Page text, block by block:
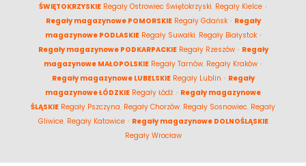
ŚWIĘTOKRZYSKIE Regały Ostrowiec Świętokrzyski Regały Kielce •
Regały magazynowe POMORSKIE Regały Gdańsk• Regały
magazynowe PODLASKIE Regały Suwałki Regały Białystok•
Regały magazynowe PODKARPACKIE Regały Rzeszów• Regały
magazynowe MAŁOPOLSKIE Regały Tarnów Regały Kraków •
Regały magazynowe LUBELSKIE Regały Lublin • Regały
magazynowe ŁÓDZKIE Regały Łódź • Regały magazynowe
ŚLĄSKIE Regały Pszczyna Regały Chorzów Regały Sosnowiec Regały
Gliwice, Regały Katowice• Regały magazynowe DOLNOŚLĄSKIE
Regały Wrocław